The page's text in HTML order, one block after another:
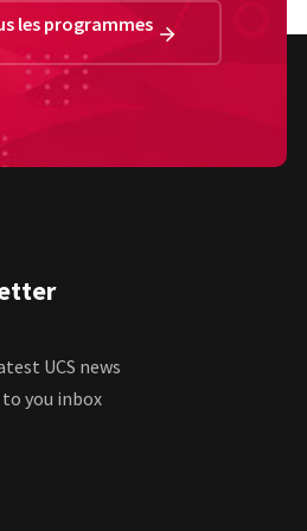
les programmes
UCS news
you inbox